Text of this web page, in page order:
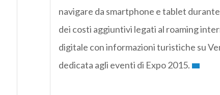
navigare da smartphone e tablet
dei costi aggiuntivi legati al roaming
digitale con informazioni turistiche su
dedicata agli eventi di Expo 2015.